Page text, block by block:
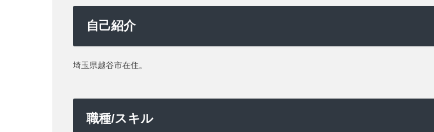
自己紹介
埼玉県越谷市在住。
職種/スキル